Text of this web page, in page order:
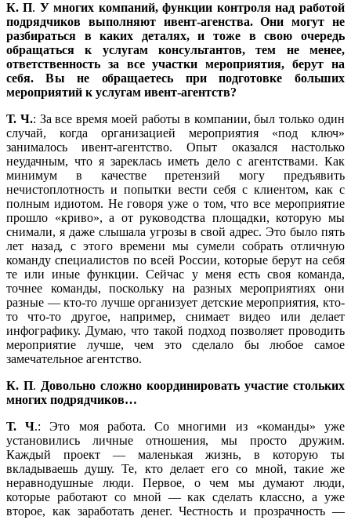
К. П. У многих компаний, функции контроля над работой
подрядчиков выполняют ивент-агенства. Они могут не
разбираться в каких деталях, и тоже в свою очередь
обращаться к услугам консультантов, тем не менее,
ответственность за все участки мероприятия, берут на
себя. Вы не обращаетесь при подготовке больших
мероприятий к услугам ивент-агентств?
Т. Ч.: За все время моей работы в компании, был только один
случай, когда организацией мероприятия «под ключ»
занималось ивент-агентство. Опыт оказался настолько
неудачным, что я зареклась иметь дело с агентствами. Как
минимум в качестве претензий могу предъявить
нечистоплотность и попытки вести себя с клиентом, как с
полным идиотом. Не говоря уже о том, что все мероприятие
прошло «криво», а от руководства площадки, которую мы
снимали, я даже слышала угрозы в свой адрес. Это было пять
лет назад, с этого времени мы сумели собрать отличную
команду специалистов по всей России, которые берут на себя
те или иные функции. Сейчас у меня есть своя команда,
точнее команды, поскольку на разных мероприятиях они
разные — кто-то лучше организует детские мероприятия, кто-
то что-то другое, например, снимает видео или делает
инфографику. Думаю, что такой подход позволяет проводить
мероприятие лучше, чем это сделало бы любое самое
замечательное агентство.
К. П. Довольно сложно координировать участие стольких
многих подрядчиков…
Т. Ч.: Это моя работа. Со многими из «команды» уже
установились личные отношения, мы просто дружим.
Каждый проект — маленькая жизнь, в которую ты
вкладываешь душу. Те, кто делает его со мной, такие же
неравнодушные люди. Первое, о чем мы думают люди,
которые работают со мной — как сделать классно, а уже
второе, как заработать денег. Честность и прозрачность —